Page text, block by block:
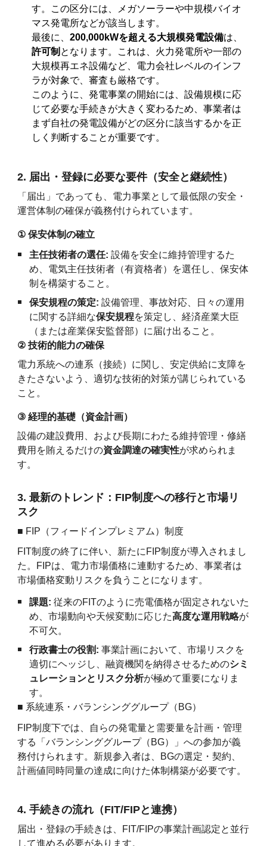
す。この区分には、メガソーラーや中規模バイオ
マス発電所などが該当します。
最後に、200,000kWを超える大規模発電設備は、
許可制 となります。これは、火力発電所や一部の
大規模再エネ設備など、電力会社レベルのインフ
ラが対象で、審査も厳格です。
このように、発電事業の開始には、設備規模に応
じて必要な手続きが大きく変わるため、事業者は
まず自社の発電設備がどの区分に該当するかを正
しく判断することが重要です。
2. 届出・登録に必要な要件（安全と継続性）
「届出」であっても、電力事業として最低限の安全・
運営体制の確保が義務付けられています。
① 保安体制の確立
主任技術者の選任: 設備を安全に維持管理するた
め、電気主任技術者（有資格者）を選任し、保安体
制を構築すること。
保安規程の策定: 設備管理、事故対応、日々の運用
に関する詳細な保安規程を策定し、経済産業大臣
（または産業保安監督部）に届け出ること。
② 技術的能力の確保
電力系統への連系（接続）に関し、安定供給に支障を
きたさないよう、適切な技術的対策が講じられている
こと。
③ 経理的基礎（資金計画）
設備の建設費用、および長期にわたる維持管理・修繕
費用を賄えるだけの資金調達の確実性が求められま
す。
3. 最新のトレンド：FIP制度への移行と市場リ
スク
■ FIP（フィードインプレミアム）制度
FIT制度の終了に伴い、新たにFIP制度が導入されまし
た。FIPは、電力市場価格に連動するため、事業者は
市場価格変動リスクを負うことになります。
課題: 従来のFITのように売電価格が固定されないた
め、市場動向や天候変動に応じた高度な運用戦略が
不可欠。
行政書士の役割: 事業計画において、市場リスクを
適切にヘッジし、融資機関を納得させるためのシミ
ュレーションとリスク分析が極めて重要になりま
す。
■ 系統連系・バランシンググループ（BG）
FIP制度下では、自らの発電量と需要量を計画・管理
する「バランシンググループ（BG）」への参加が義
務付けられます。新規参入者は、BGの選定・契約、
計画値同時同量の達成に向けた体制構築が必要です。
4. 手続きの流れ（FIT/FIPと連携）
届出・登録の手続きは、FIT/FIPの事業計画認定と並行
して進める必要があります。